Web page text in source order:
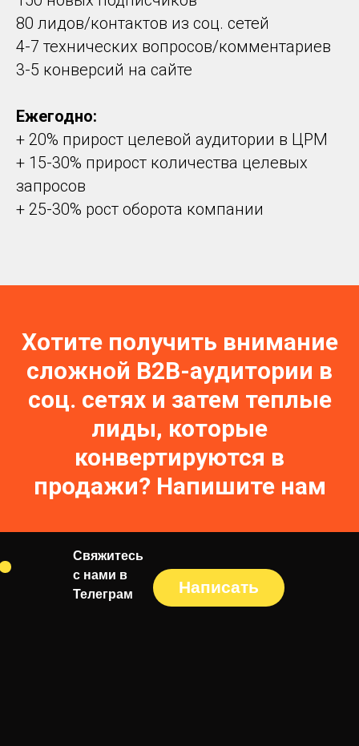
80 лидов/контактов из соц. сетей
4-7 технических вопросов/комментариев
3-5 конверсий на сайте
Ежегодно:
+ 20% прирост целевой аудитории в ЦРМ
+ 15-30% прирост количества целевых
запросов
+ 25-30% рост оборота компании
Хотите получить внимание
сложной B2B-аудитории в
соц. сетях и затем теплые
лиды, которые
конвертируются в
продажи? Напишите нам
Свяжитесь
с нами в
Телеграм
Написать